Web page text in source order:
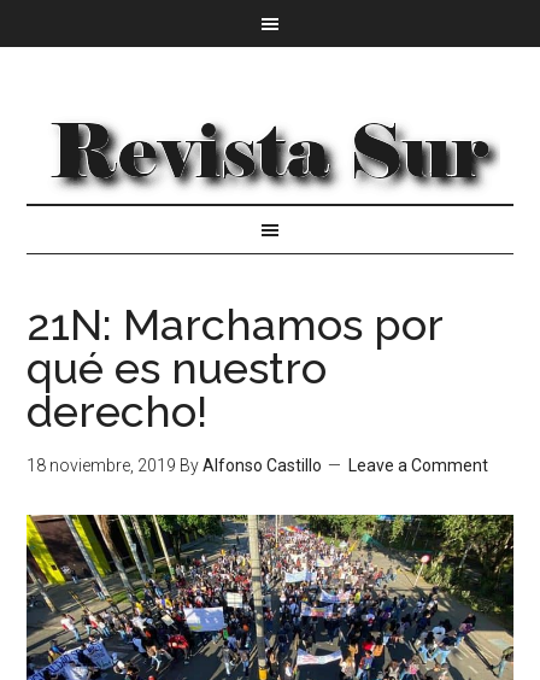
21N: Marchamos por
qué es nuestro
derecho!
18 noviembre, 2019 ByAlfonso Castillo Leave a Comment